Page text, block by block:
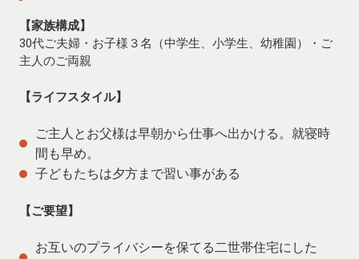
【家族構成】
30代ご夫婦・お子様３名（中学生、小学生、幼稚園）・ご
主人のご両親
【ライフスタイル】
ご主人とお父様は早朝から仕事へ出かける。就寝時
間も早め。
子どもたちは夕方まで習い事がある
【ご要望】
お互いのプライバシーを保てる二世帯住宅にした